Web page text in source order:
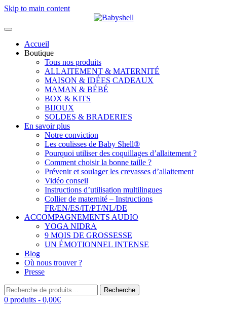
Skip to main content
Accueil
Boutique
Tous nos produits
ALLAITEMENT & MATERNITÉ
MAISON & IDÉES CADEAUX
MAMAN & BÉBÉ
BOX & KITS
BIJOUX
SOLDES & BRADERIES
En savoir plus
Notre conviction
Les coulisses de Baby Shell®
Pourquoi utiliser des coquillages d’allaitement ?
Comment choisir la bonne taille ?
Prévenir et soulager les crevasses d’allaitement
Vidéo conseil
Instructions d’utilisation multilingues
Collier de maternité – Instructions
FR/EN/ES/IT/PT/NL/DE
ACCOMPAGNEMENTS AUDIO
YOGA NIDRA
9 MOIS DE GROSSESSE
UN ÉMOTIONNEL INTENSE
Blog
Où nous trouver ?
Presse
Recherche
pour :
Recherche
0 produits - 0,00€